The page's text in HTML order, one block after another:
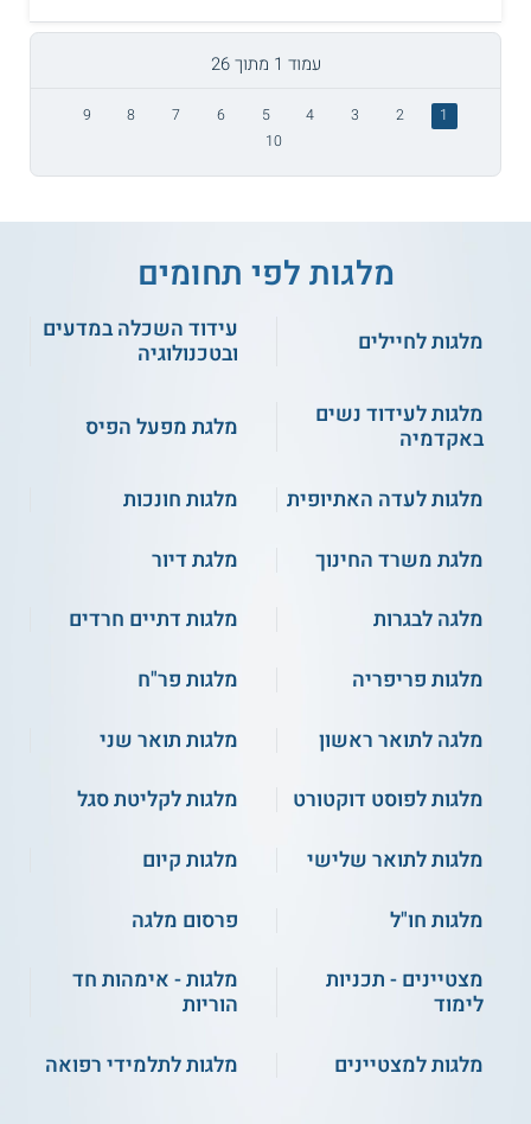
עמוד 1 מתוך 26
1
2
3
4
5
6
7
8
9
10
מלגות לפי תחומים
מלגות לחיילים
עידוד השכלה במדעים
ובטכנולוגיה
מלגות לעידוד נשים
באקדמיה
מלגת מפעל הפיס
מלגות לעדה האתיופית
מלגות חונכות
מלגת משרד החינוך
מלגת דיור
מלגה לבגרות
מלגות דתיים חרדים
מלגות פריפריה
מלגות פר"ח
מלגה לתואר ראשון
מלגות תואר שני
מלגות לפוסט דוקטורט
מלגות לקליטת סגל
מלגות לתואר שלישי
מלגות קיום
מלגות חו"ל
פרסום מלגה
מצטיינים - תכניות
לימוד
מלגות - אימהות חד
הוריות
מלגות למצטיינים
מלגות לתלמידי רפואה